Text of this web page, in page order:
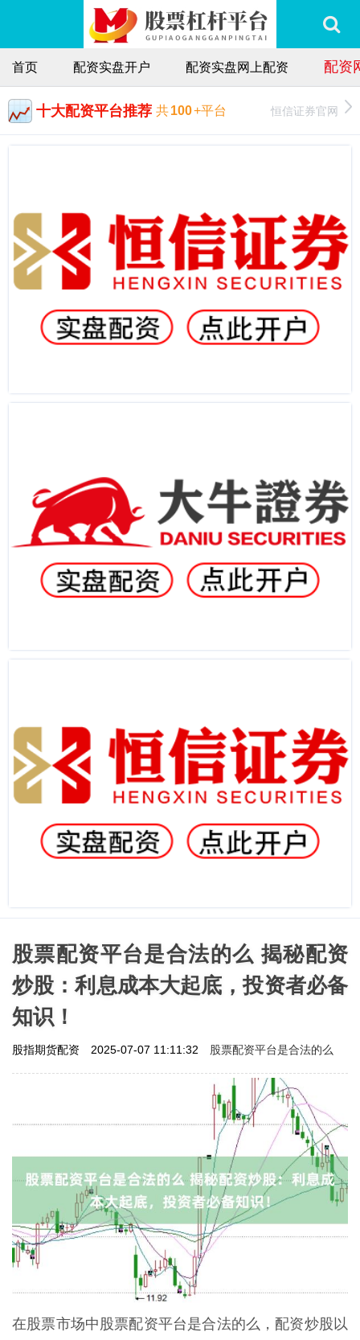
首页 配资实盘开户 配资实盘网上配资 配资
十大配资平台推荐 共100+平台 恒信证券官网
股票配资平台是合法的么 揭秘配资
炒股：利息成本大起底，投资者必备
知识！
股指期货配资 2025-07-07 11:11:32 股票配资平台是合法的么
在股票市场中股票配资平台是合法的么，配资炒股以